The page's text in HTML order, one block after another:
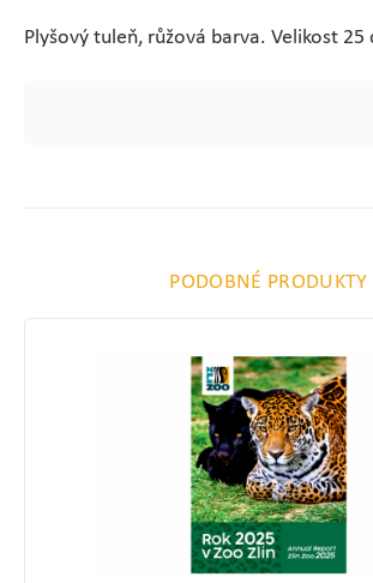
Plyšový tuleň, růžová barva. Velikost 25
PODOBNÉ PRODUKTY